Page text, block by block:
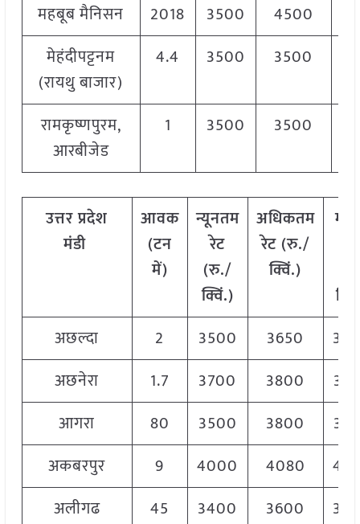
महबूब मैनिसन 2018 3500 4500
मेहंदीपट्टनम
(रायथु बाजार)
4.4 3500 3500
रामकृष्णपुरम,
आरबीजेड
1 3500 3500
उत्तरप्रदेश
मंडी
आवक
(टन
में)
न्यूनतम
रेट
(रु./
क्विं.)
अधिकतम
रेट (रु./
क्विं.)
अछल्दा
2 3500 3650
अछनेरा
1.7 3700 3800
आगरा
80 3500 3800
अकबरपुर
9 4000 4080
अलीगढ
45 3400 3600